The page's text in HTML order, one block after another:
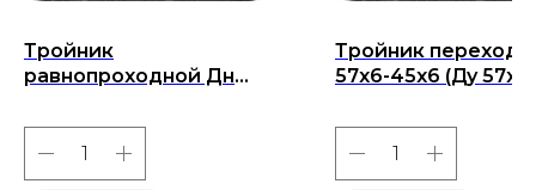
Тройник
равнопроходной Дн
бесшовный ГОСТ 17376-
2001
Тройник
57х6-45х6 (Ду
2001